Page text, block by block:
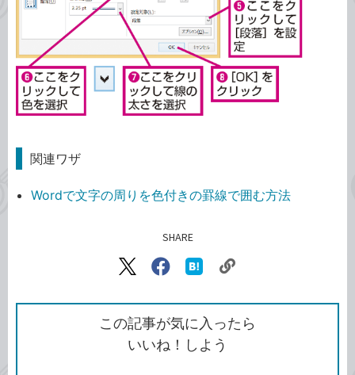
関連ワザ
Wordで文字の周りを色付きの罫線で囲む方法
SHARE
X（旧
で
シ
ェ
ア
Facebook
シ
ェ
ア
な
ブ
ッ
ク
ク
を
コ
この記事が気に入ったら
いいね！しよう